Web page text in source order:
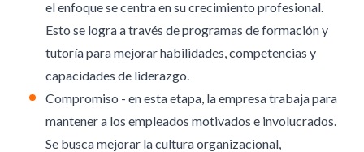
el enfoque se centra en su crecimiento profesional.
Esto se logra a través de programas de formación y
tutoría para mejorar habilidades, competencias y
capacidades de liderazgo.
Compromiso - en esta etapa, la empresa trabaja para
mantener a los empleados motivados e involucrados.
Se busca mejorar la cultura organizacional,